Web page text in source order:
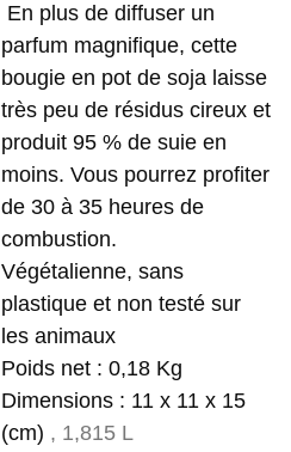
En plus de diffuser un
parfum magnifique, cette
bougie en pot de soja laisse
très peu de résidus cireux et
produit 95 % de suie en
moins. Vous pourrez profiter
de 30 à 35 heures de
combustion.
Végétalienne, sans
plastique et non testé sur
les animaux
Poids net : 0,18 Kg
Dimensions : 11 x 11 x 15
(cm) , 1,815 L